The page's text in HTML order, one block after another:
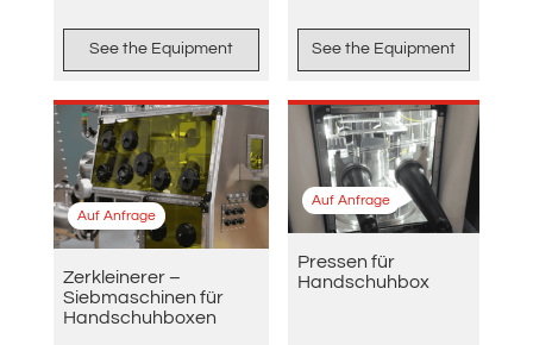
See the Equipment See the Equipment
Auf Anfrage
Zerkleinerer –
Siebmaschinen für
Handschuhboxen
Auf Anfrage
Pressen für
Handschuhbox